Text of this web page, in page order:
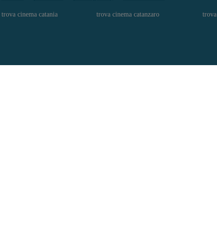
trova cinema catania trova cinema catanzaro